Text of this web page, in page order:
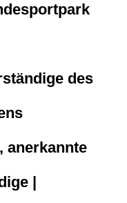
des
anerkannte
|